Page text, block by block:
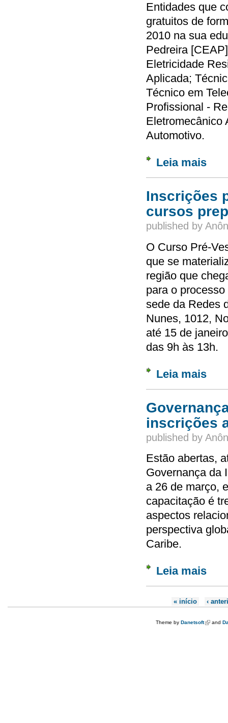
Entidades que
gratuitos de
2010 na sua
Pedreira
Eletricidade
Aplicada;
Técnico em
Profissional -
Eletromecânico
Automotivo.
Leia mais
Inscrições
cursos
published by
O Curso Pré-
que se
região que
para o
sede da Redes
Nunes, 1012,
até 15 de
das 9h às 13h.
Leia mais
inscrições
published by
Estão abertas,
Governança da
a 26 de março,
capacitação é
aspectos
perspectiva
Caribe.
Leia mais
Páginas« início ‹
Theme by Danetsoft(link is
and